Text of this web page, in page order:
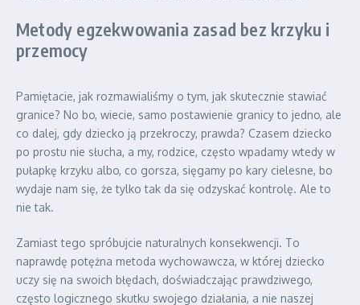
Metody egzekwowania zasad bez krzyku i
przemocy
Pamiętacie, jak rozmawialiśmy o tym, jak skutecznie stawiać
granice? No bo, wiecie, samo postawienie granicy to jedno, ale
co dalej, gdy dziecko ją przekroczy, prawda? Czasem dziecko
po prostu nie słucha, a my, rodzice, często wpadamy wtedy w
pułapkę krzyku albo, co gorsza, sięgamy po kary cielesne, bo
wydaje nam się, że tylko tak da się odzyskać kontrolę. Ale to
nie tak.
Zamiast tego spróbujcie naturalnych konsekwencji. To
naprawdę potężna metoda wychowawcza, w której dziecko
uczy się na swoich błędach, doświadczając prawdziwego,
często logicznego skutku swojego działania, a nie naszej